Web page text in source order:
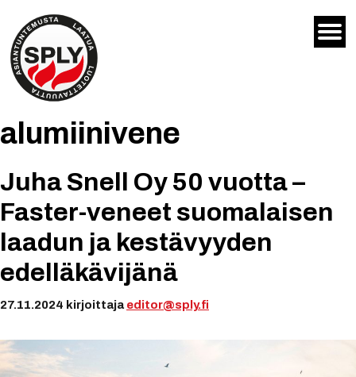
sisältöön
alumiinivene
Juha Snell Oy 50 vuotta –
Faster-veneet suomalaisen
laadun ja kestävyyden
edelläkävijänä
27.11.2024 kirjoittaja editor@sply.fi